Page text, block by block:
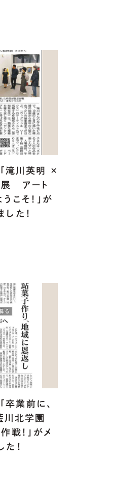
とは
滝川英明 ×
アート
こそ！」が
た！
卒業前に、
川北学園
戦！」がメ
！